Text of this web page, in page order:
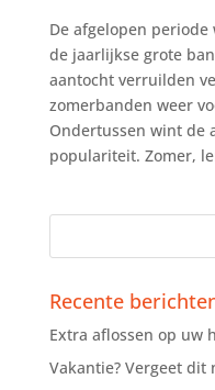
De afgelopen
de jaarlijkse grote
aantocht verruilden
zomerbanden weer
Ondertussen wint de
populariteit. Zomer,
Recente
Extra aflossen op uw
Vakantie? Vergeet dit